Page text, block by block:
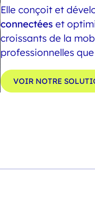
Elle conçoit et
connectées et
croissants de la
professionnelles
VOIR NOTRE